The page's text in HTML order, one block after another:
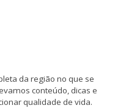
da região no que se
conteúdo, dicas e
qualidade de vida.